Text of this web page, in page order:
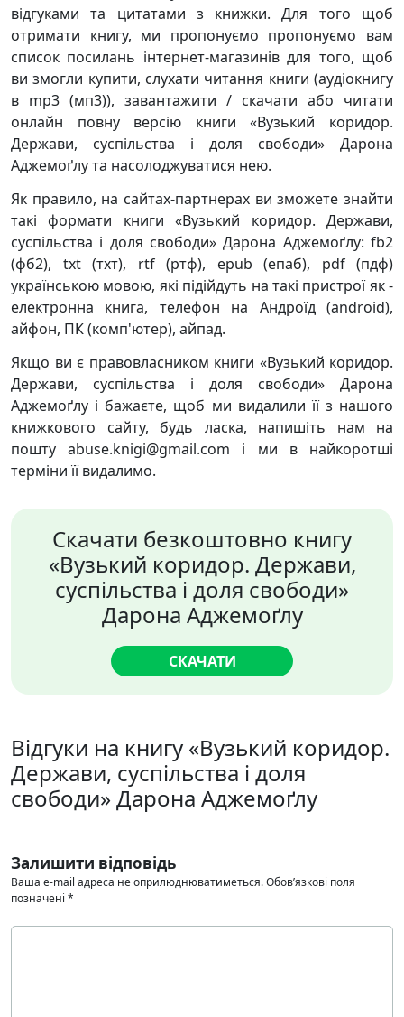
відгуками та цитатами з книжки. Для того щоб
отримати книгу, ми пропонуємо пропонуємо вам
список посилань інтернет-магазинів для того, щоб
ви змогли купити, слухати читання книги (аудіокнигу
в mp3 (мп3)), завантажити / скачати або читати
онлайн повну версію книги «Вузький коридор.
Держави, суспільства і доля свободи» Дарона
Аджемоґлу та насолоджуватися нею.
Як правило, на сайтах-партнерах ви зможете знайти
такі формати книги «Вузький коридор. Держави,
суспільства і доля свободи» Дарона Аджемоґлу: fb2
(фб2), txt (тхт), rtf (ртф), epub (епаб), pdf (пдф)
українською мовою, які підійдуть на такі пристрої як -
електронна книга, телефон на Андроїд (android),
айфон, ПК (комп'ютер), айпад.
Якщо ви є правовласником книги «Вузький коридор.
Держави, суспільства і доля свободи» Дарона
Аджемоґлу і бажаєте, щоб ми видалили її з нашого
книжкового сайту, будь ласка, напишіть нам на
пошту abuse.knigi@gmail.com і ми в найкоротші
терміни її видалимо.
Скачати безкоштовно книгу
«Вузький коридор. Держави,
суспільства і доля свободи»
Дарона Аджемоґлу
СКАЧАТИ
Відгуки на книгу «Вузький коридор.
Держави, суспільства і доля
свободи» Дарона Аджемоґлу
Залишити відповідь
Ваша e-mail адреса не оприлюднюватиметься.Обов’язкові поля
позначені *